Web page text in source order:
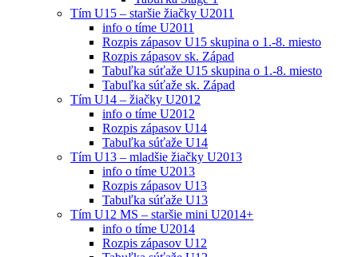
Tím U15 – staršie žiačky U2011
info o tíme U2011
Rozpis zápasov U15 skupina o 1.-8. miesto
Rozpis zápasov sk. Západ
Tabuľka súťaže U15 skupina o 1.-8. miesto
Tabuľka súťaže sk. Západ
Tím U14 – žiačky U2012
info o tíme U2012
Rozpis zápasov U14
Tabuľka súťaže U14
Tím U13 – mladšie žiačky U2013
info o tíme U2013
Rozpis zápasov U13
Tabuľka súťaže U13
Tím U12 MS – staršie mini U2014+
info o tíme U2014
Rozpis zápasov U12